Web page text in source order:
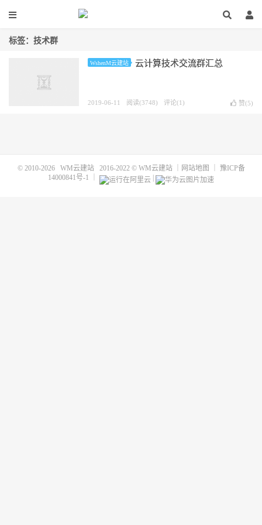
标签：技术群
WshenM云建站 云计算技术交流群汇总
2019-06-11 阅读(3748) 评论(1) 赞(5)
© 2010-2026 WM云建站2016-2022 © WM云建站｜ 网站地图
豫ICP备
14000841号-1